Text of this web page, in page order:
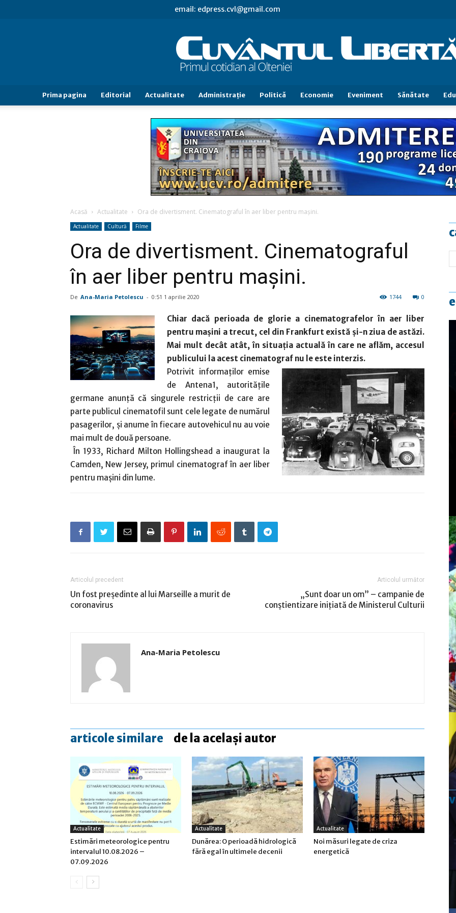
email: edpress.cvl@gmail.com
Cuvântul
Libertăţii
Prima pagina Editorial Actualitate Administraţie Politică Economie Eveniment Sănătate
Acasă Actualitate Ora de divertisment. Cinematograful în aer liber pentru mașini.
Actualitate Cultură Filme
Ora de divertisment. Cinematograful
în aer liber pentru mașini.
De Ana-Maria Petolescu - 0:51 1 aprilie 2020 0
1744
Chiar dacă perioada de glorie a cinematografelor în aer liber
pentru mașini a trecut, cel din Frankfurt există şi-n ziua de astăzi.
Mai mult decât atât, în situația actuală în care ne aflăm, accesul
publicului la acest cinematograf nu le este interzis.
Potrivit informaților emise
de Antena1, autoritățile
germane anunță că singurele restricții de care are
parte publicul cinematofil sunt cele legate de numărul
pasagerilor, și anume în fiecare autovehicul nu au voie
mai mult de două persoane.
În 1933, Richard Milton Hollingshead a inaugurat la
Camden, New Jersey, primul cinematograf în aer liber
pentru maşini din lume.
Articolul precedent
Un fost preşedinte al lui Marseille a murit de
coronavirus
Articolul următor
„Sunt doar un om” – campanie de
conștientizare inițiată de Ministerul Culturii
Ana-Maria Petolescu
articole similare de la același autor
Actualitate
Estimări meteorologice pentru
intervalul 10.08.2026 –
07.09.2026
Actualitate
Dunărea: O perioadă hidrologică
fără egal în ultimele decenii
Actualitate
Noi măsuri legate de criza
energetică